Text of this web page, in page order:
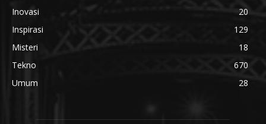
Inovasi
20
Inspirasi
129
Misteri
18
Tekno
670
Umum
28